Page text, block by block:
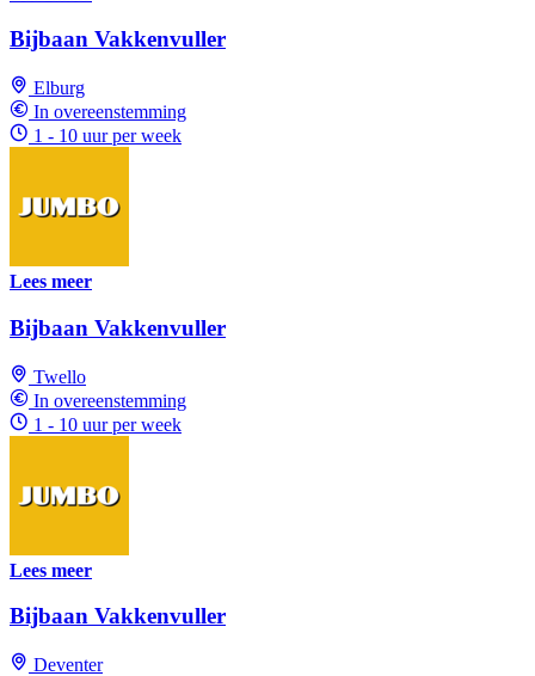
Bijbaan Vakkenvuller
Elburg
In overeenstemming
1 - 10 uur per week
Lees meer
Bijbaan Vakkenvuller
Twello
In overeenstemming
1 - 10 uur per week
Lees meer
Bijbaan Vakkenvuller
Deventer